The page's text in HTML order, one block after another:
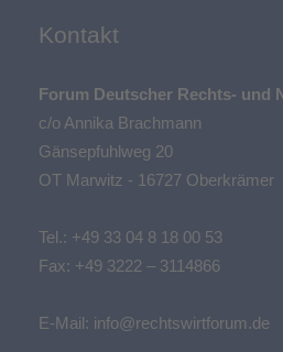
Kontakt
Forum Deutscher Rechts- und
c/o Annika Brachmann
Gänsepfuhlweg 20
OT Marwitz - 16727 Oberkrämer
Tel.: +49 33 04 8 18 00 53
Fax: +49 3222 – 3114866
E-Mail: info@rechtswirtforum.de